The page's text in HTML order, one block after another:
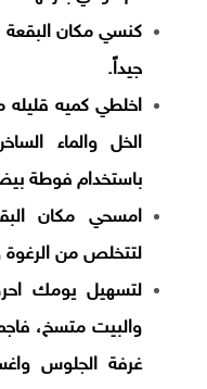
كنسي مكان البقعة
جيداً.
اخلطي كميه
الخل والماء
باستخدام فوطة
امسحي مكان
لتتخلص من الرغوة
لتسهيل يومك
والبيت متسخ،
غرفة الجلوس